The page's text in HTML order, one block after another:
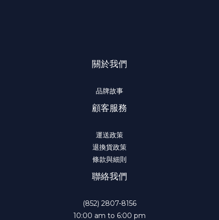
關於我們
品牌故事
顧客服務
運送政策
退換貨政策
條款與細則
聯絡我們
(852) 2807-8156
10:00 am to 6:00 pm